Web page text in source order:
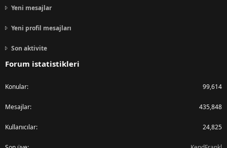
Yeni mesajlar
Yeni profil mesajları
Son aktivite
Forum istatistikleri
Konular 99,614
Mesajlar 435,848
Kullanıcılar 24,825